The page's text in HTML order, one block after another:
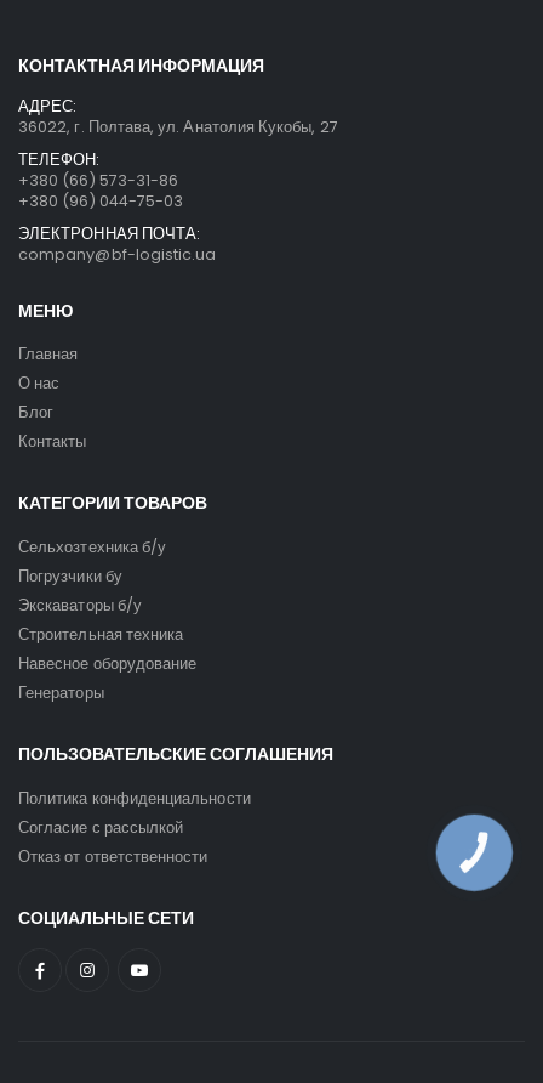
КОНТАКТНАЯ ИНФОРМАЦИЯ
АДРЕС:
36022, г. Полтава, ул. Анатолия Кукобы, 27
ТЕЛЕФОН:
+380 (66) 573-31-86
+380 (96) 044-75-03
ЭЛЕКТРОННАЯ ПОЧТА:
company@bf-logistic.ua
МЕНЮ
Главная
О нас
Блог
Контакты
КАТЕГОРИИ ТОВАРОВ
Сельхозтехника б/у
Погрузчики бу
Экскаваторы б/у
Строительная техника
Навесное оборудование
Генераторы
ПОЛЬЗОВАТЕЛЬСКИЕ СОГЛАШЕНИЯ
Политика конфиденциальности
Согласие с рассылкой
Отказ от ответственности
СОЦИАЛЬНЫЕ СЕТИ
КНОПКА
ЗВ'ЯЗКУ